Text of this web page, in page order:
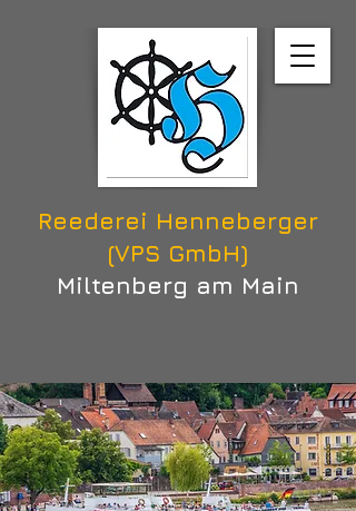
Reederei Henneberger
(VPS GmbH)
Miltenberg am Main